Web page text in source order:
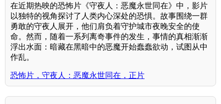
在近期热映的恐怖片《守夜人：恶魔永世同在》中，影片
以独特的视角探讨了人类内心深处的恐惧。故事围绕一群
勇敢的守夜人展开，他们肩负着守护城市夜晚安全的使
命。然而，随着一系列离奇事件的发生，事情的真相渐渐
浮出水面：暗藏在黑暗中的恶魔开始蠢蠢欲动，试图从中
作乱。
恐怖片，守夜人：恶魔永世同在，正片